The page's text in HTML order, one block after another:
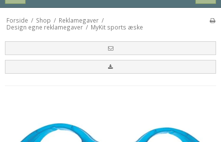
Forside / Shop / Reklamegaver /
Design egne reklamegaver / MyKit sports æske